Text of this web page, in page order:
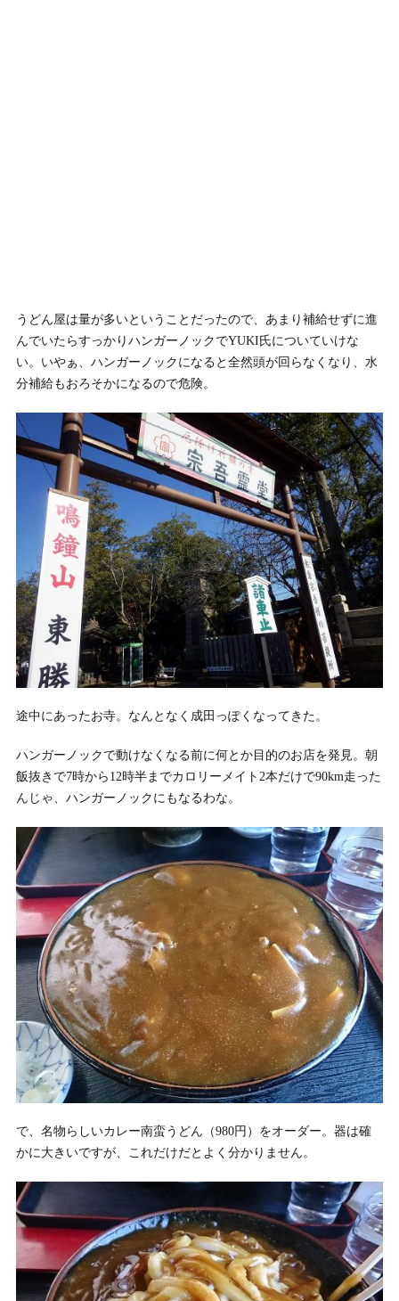
うどん屋は量が多いということだったので、あまり補給せずに進
んでいたらすっかりハンガーノックでYUKI氏についていけな
い。いやぁ、ハンガーノックになると全然頭が回らなくなり、水
分補給もおろそかになるので危険。
途中にあったお寺。なんとなく成田っぽくなってきた。
ハンガーノックで動けなくなる前に何とか目的のお店を発見。朝
飯抜きで7時から12時半までカロリーメイト2本だけで90km走った
んじゃ、ハンガーノックにもなるわな。
で、名物らしいカレー南蛮うどん（980円）をオーダー。器は確
かに大きいですが、これだけだとよく分かりません。